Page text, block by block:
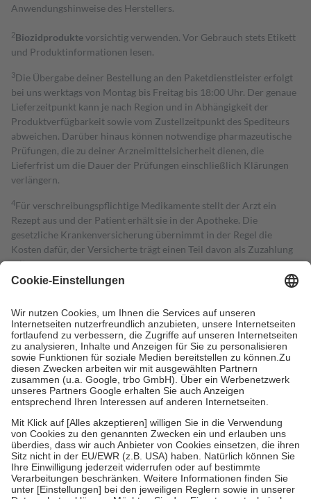
Anwendungshinweise des Herstellers.
2Biozidproduktevorsichtig verwenden. Vor Gebrauch stets Etikett
und Produktinformationen lesen.
3Die Übergabe deiner Bestellung an den Paketdienstleister erfolgt
bei uns werktags von Montag bis Freitag bis 18:00 Uhr. Der genaue
Lieferzeitpunkt kann je nach Region und in Abhängigkeit der
Produktverfügbarkeit sowie vom Zustellzeitpunkt des Spediteurs
abweichen. Darüber hinaus können notwendige pharmazeutische
Prüfungen, die zu deiner Arzneimittelsicherheit dienen, die
Lieferfrist um die Dauer der Prüfungen einschließlich Klärungen
verlängern.
4Für verschreibungspflichtige Medikamente stellt der Arzt ein
Rezept aus und der Patient erhält sie in der Apotheke. Die
gesetzliche Krankenversicherung übernimmt in der Regel die
Kosten dafür, der Versicherte trägt einen Teil davon als Zuzahlung
mit.
Grundsätzlich leisten Mitglieder Zuzahlungen in Höhe von zehn
höchstens zehn Euro.
Es sind jedoch nie mehr als die tatsächlichen
Kosten der Leistung zu entrichten.
Diese Regeln gelten grundsätzlich auch für Online-Apotheken.
Bei Heilmitteln und häuslicher Krankenpflege beträgt die
Zuzahlung zehn Prozent der Kosten sowie zehn Euro je
Verordnung.
Um das Engagement der Versicherten für ihre eigene Gesundheit zu
stärken und die besondere Stellung der Familie zu unterstützen,
fallenkeine Zuzahlungenan bei:
• Kindern und Jugendlichen bis zum vollendeten 18. Lebensjahr
mit Ausnahme der Fahrkosten
• Untersuchungen zur Vorsorge und Früherkennung, die von der
GKV getragen werden